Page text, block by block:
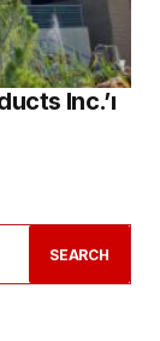
Inc.’ı
SEARCH